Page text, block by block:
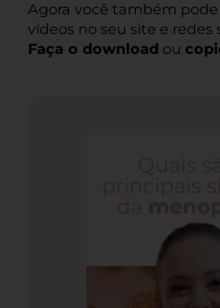
Agora você também
vídeos no seu site e redes
Faça o download ou